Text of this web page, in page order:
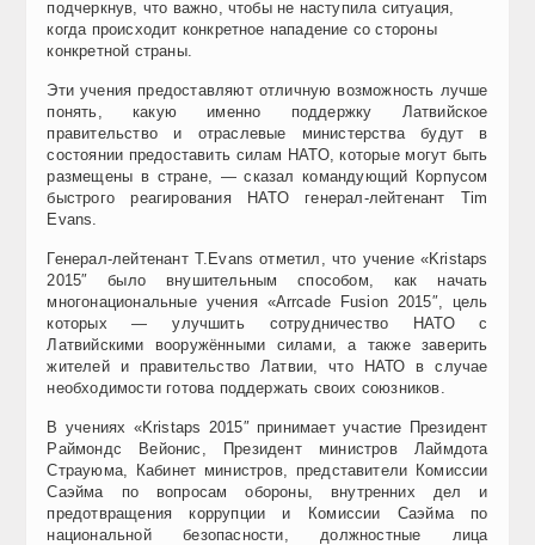
подчеркнув, что важно, чтобы не наступила ситуация,
когда происходит конкретное нападение со стороны
конкретной страны.
Эти учения предоставляют отличную возможность лучше
понять, какую именно поддержку Латвийское
правительство и отраслевые министерства будут в
состоянии предоставить силам НАТО, которые могут быть
размещены в стране, — сказал командующий Корпусом
быстрого реагирования НАТО генерал-лейтенант Tim
Evans.
Генерал-лейтенант T.Evans отметил, что учение «Kristaps
2015″ было внушительным способом, как начать
многонациональные учения «Arrcade Fusion 2015″, цель
которых — улучшить сотрудничество НАТО с
Латвийскими вооружёнными силами, а также заверить
жителей и правительство Латвии, что НАТО в случае
необходимости готова поддержать своих союзников.
В учениях «Kristaps 2015″ принимает участие Президент
Раймондс Вейонис, Президент министров Лаймдота
Страуюма, Кабинет министров, представители Комиссии
Саэйма по вопросам обороны, внутренних дел и
предотвращения коррупции и Комиссии Саэйма по
национальной безопасности, должностные лица